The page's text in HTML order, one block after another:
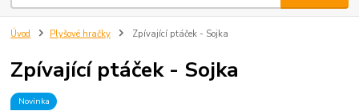
Úvod Plyšové hračky Zpívající ptáček - Sojka
Zpívající ptáček - Sojka
Novinka